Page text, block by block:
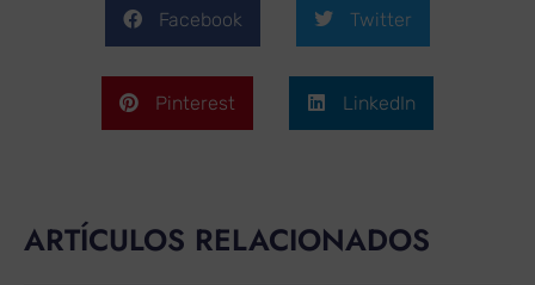
Facebook Twitter
Pinterest LinkedIn
ARTÍCULOS RELACIONADOS